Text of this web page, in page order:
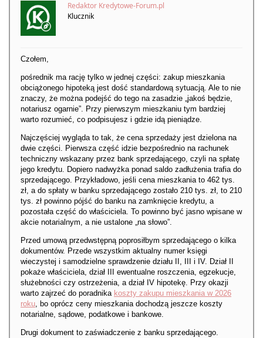
Redaktor Kredytowe-Forum.pl
Klucznik
Czołem,
pośrednik ma rację tylko w jednej części: zakup mieszkania
obciążonego hipoteką jest dość standardową sytuacją. Ale to nie
znaczy, że można podejść do tego na zasadzie „jakoś będzie,
notariusz ogarnie”. Przy pierwszym mieszkaniu tym bardziej
warto rozumieć, co podpisujesz i gdzie idą pieniądze.
Najczęściej wygląda to tak, że cena sprzedaży jest dzielona na
dwie części. Pierwsza część idzie bezpośrednio na rachunek
techniczny wskazany przez bank sprzedającego, czyli na spłatę
jego kredytu. Dopiero nadwyżka ponad saldo zadłużenia trafia do
sprzedającego. Przykładowo, jeśli cena mieszkania to 462 tys.
zł, a do spłaty w banku sprzedającego zostało 210 tys. zł, to 210
tys. zł powinno pójść do banku na zamknięcie kredytu, a
pozostała część do właściciela. To powinno być jasno wpisane w
akcie notarialnym, a nie ustalone „na słowo”.
Przed umową przedwstępną poprosiłbym sprzedającego o kilka
dokumentów. Przede wszystkim aktualny numer księgi
wieczystej i samodzielne sprawdzenie działu II, III i IV. Dział II
pokaże właściciela, dział III ewentualne roszczenia, egzekucje,
służebności czy ostrzeżenia, a dział IV hipotekę. Przy okazji
warto zajrzeć do poradnika koszty zakupu mieszkania w 2026
roku, bo oprócz ceny mieszkania dochodzą jeszcze koszty
notarialne, sądowe, podatkowe i bankowe.
Drugi dokument to zaświadczenie z banku sprzedającego.